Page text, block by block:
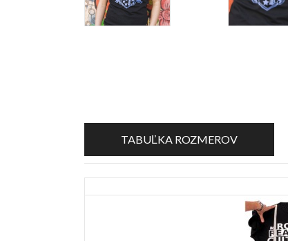
TABUĽKA ROZMEROV